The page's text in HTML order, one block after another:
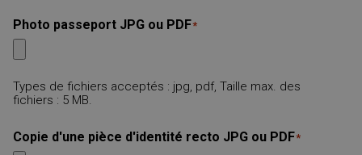
Photo passeport JPG ou PDF*
Types de fichiers acceptés : jpg, pdf, Taille max. des
fichiers : 5 MB.
Copie d'une pièce d'identité recto JPG ou PDF*